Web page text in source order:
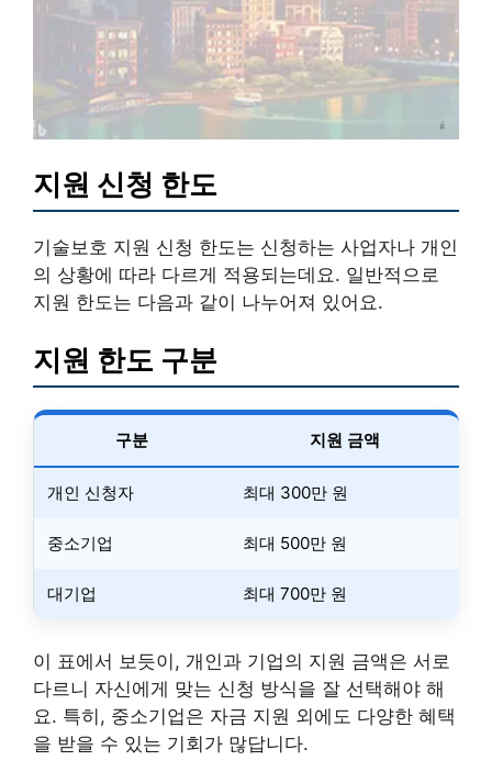
지원 신청 한도
기술보호 지원 신청 한도는 신청하는 사업자나 개인
의 상황에 따라 다르게 적용되는데요. 일반적으로
지원 한도는 다음과 같이 나누어져 있어요.
지원 한도 구분
구분 지원 금액
개인 신청자 최대 300만 원
중소기업 최대 500만 원
대기업 최대 700만 원
이 표에서 보듯이, 개인과 기업의 지원 금액은 서로
다르니 자신에게 맞는 신청 방식을 잘 선택해야 해
요. 특히, 중소기업은 자금 지원 외에도 다양한 혜택
을 받을 수 있는 기회가 많답니다.